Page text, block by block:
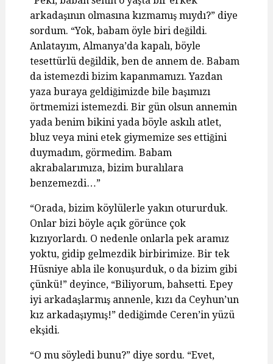
arkadaşının olmasına kızmamış mıydı?” diye
sordum. “Yok, babam öyle biri değildi.
Anlatayım, Almanya’da kapalı, böyle
tesettürlü değildik, ben de annem de. Babam
da istemezdi bizim kapanmamızı. Yazdan
yaza buraya geldiğimizde bile başımızı
örtmemizi istemezdi. Bir gün olsun annemin
yada benim bikini yada böyle askılı atlet,
bluz veya mini etek giymemize ses ettiğini
duymadım, görmedim. Babam
akrabalarımıza, bizim buralılara
benzemezdi…”
“Orada, bizim köylülerle yakın otururduk.
Onlar bizi böyle açık görünce çok
kızıyorlardı. O nedenle onlarla pek aramız
yoktu, gidip gelmezdik birbirimize. Bir tek
Hüsniye abla ile konuşurduk, o da bizim gibi
çünkü!” deyince, “Biliyorum, bahsetti. Epey
iyi arkadaşlarmış annenle, kızı da Ceyhun’un
kız arkadaşıymış!” dediğimde Ceren’in yüzü
ekşidi.
“O mu söyledi bunu?” diye sordu. “Evet,